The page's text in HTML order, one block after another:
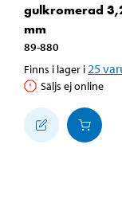
gulkromerad
mm
89-880
Finns i lager i 25
Säljs ej online